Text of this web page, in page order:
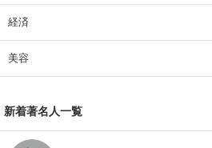
経済
美容
新着著名人一覧